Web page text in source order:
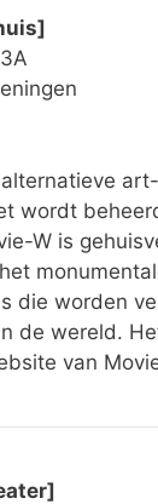
wordt
W is
die worden
de wereld.
van